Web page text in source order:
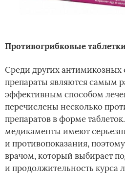
Противогрибковые
Среди других антимикозных
препараты являются самым
эффективным способом
перечислены несколько
препаратов в форме
медикаменты имеют
и противопоказания,
врачом, который выбирает
и продолжительность курса